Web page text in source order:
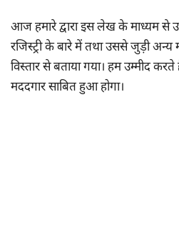
आज हमारे द्वारा इस लेख के माध्यम से
रजिस्ट्री के बारे में तथा उससे जुड़ी अन्य
विस्तार से बताया गया। हम उम्मीद
मददगार साबित हुआ होगा।